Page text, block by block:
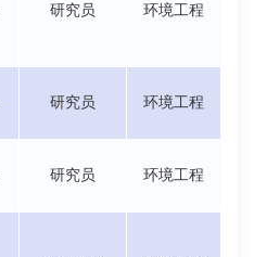
研究员 环境工程
研究员 环境工程
研究员 环境工程